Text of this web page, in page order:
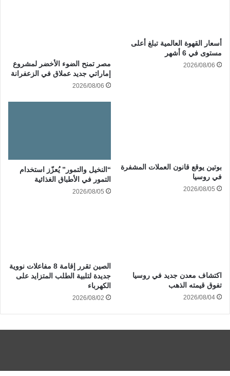
أسعار القهوة العالمية تبلغ أعلى
مستوى في 6 أشهر
2026/08/06
مصر تمنح الضوء الأخضر لمشروع
إماراتي جديد عملاق في الزعفرانة
2026/08/06
بوتين يوقع قانون العملات المشفرة
في روسيا
2026/08/05
“النخيل والتمور” يُعزّز استخدام
التمور في الأطباق الغذائية
2026/08/05
اكتشاف معدن جديد في روسيا
تفوق قيمته الذهب
2026/08/04
الصين تقرر إقامة 8 مفاعلات نووية
جديدة لتلبية الطلب المتزايد على
الكهرباء
2026/08/02